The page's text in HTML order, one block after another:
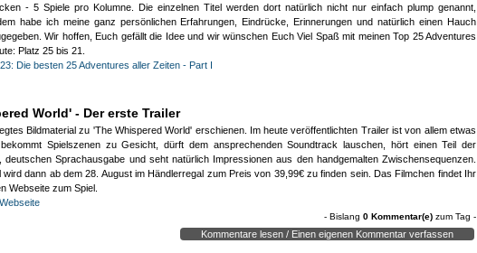
Spiel sieht charmant aus. Mich erinnert das Spiel optisch eher an Grim Fandango.
das Spiel leider nie zwischen die Finger bekommen. Es soll ein sehr gutes Spiel sein.
allerdings nicht, ob es mich heute, nach so langer Zeit, reizen würde.
zu "Machinarium". Sieht sehr interessant aus. Jetzt müssen nur noch Story und
G.:
Fandango?!
wirklich... finde ich :D
_ 13:48:55)
- 5 Spiele pro Kolumne. Die einzelnen Titel werden dort natürlich nicht nur einfach plump genannt,
habe ich meine ganz persönlichen Erfahrungen, Eindrücke, Erinnerungen und natürlich einen Hauch
Wir hoffen, Euch gefällt die Idee und wir wünschen Euch Viel Spaß mit meinen Top 25 Adventures
Platz 25 bis 21.
Die besten 25 Adventures aller Zeiten - Part I
World' - Der erste Trailer
Bildmaterial zu 'The Whispered World' erschienen. Im heute veröffentlichten Trailer ist von allem etwas
Spielszenen zu Gesicht, dürft dem ansprechenden Soundtrack lauschen, hört einen Teil der
deutschen Sprachausgabe und seht natürlich Impressionen aus den handgemalten Zwischensequenzen.
wird dann ab dem 28. August im Händlerregal zum Preis von 39,99€ zu finden sein. Das Filmchen findet Ihr
Webseite zum Spiel.
- Bislang 0 Kommentar(e) zum Tag -
Kommentare lesen / Einen eigenen Kommentar verfassen